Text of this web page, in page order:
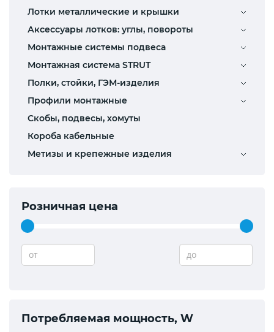
Лотки металлические и крышки
Аксессуары лотков: углы, повороты
Монтажные системы подвеса
Монтажная система STRUT
Полки, стойки, ГЭМ-изделия
Профили монтажные
Скобы, подвесы, хомуты
Короба кабельные
Метизы и крепежные изделия
Розничная цена
от до
Потребляемая мощность, W